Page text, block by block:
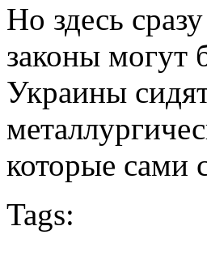
Но здесь
законы могут
Украины
которые сами
Tags: